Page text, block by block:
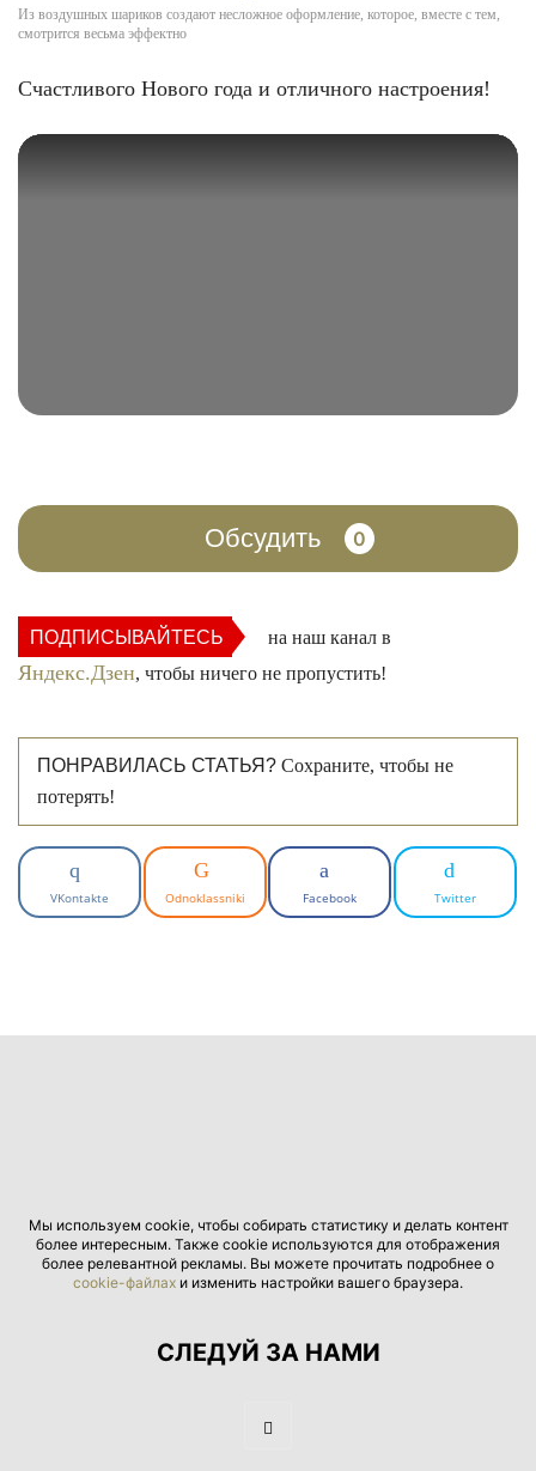
Из воздушных шариков создают несложное оформление, которое, вместе с тем,
смотрится весьма эффектно
Счастливого Нового года и отличного настроения!
Обсудить 0
ПОДПИСЫВАЙТЕСЬ на наш канал в
Яндекс.Дзен, чтобы ничего не пропустить!
ПОНРАВИЛАСЬ СТАТЬЯ? Сохраните, чтобы не
потерять!
VKontakte Odnoklassniki Facebook Twitter
Мы используем cookie, чтобы собирать статистику и делать контент
более интересным. Также cookie используются для отображения
более релевантной рекламы. Вы можете прочитать подробнее о
cookie-файлах и изменить настройки вашего браузера.
СЛЕДУЙ ЗА НАМИ